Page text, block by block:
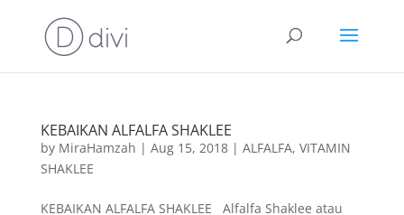
KEBAIKAN ALFALFA SHAKLEE
by MiraHamzah | Aug 15, 2018| ALFALFA, VITAMIN
SHAKLEE
KEBAIKAN ALFALFA SHAKLEE Alfalfa Shaklee atau